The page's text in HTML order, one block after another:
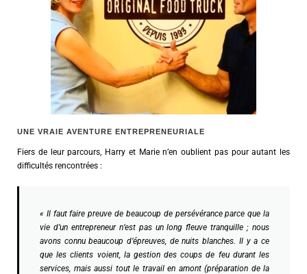
UNE VRAIE AVENTURE ENTREPRENEURIALE
Fiers de leur parcours, Harry et Marie n’en oublient pas pour autant les
difficultés rencontrées :
« Il faut faire preuve de beaucoup de persévérance parce que la
vie d’un entrepreneur n’est pas un long fleuve tranquille ; nous
avons connu beaucoup d’épreuves, de nuits blanches. Il y a ce
que les clients voient, la gestion des coups de feu durant les
services, mais aussi tout le travail en amont (préparation de la